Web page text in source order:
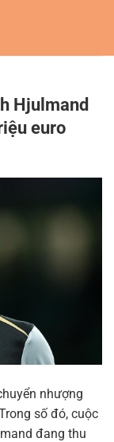
Hjulmand
euro
nhượng
số đó, cuộc
đang thu